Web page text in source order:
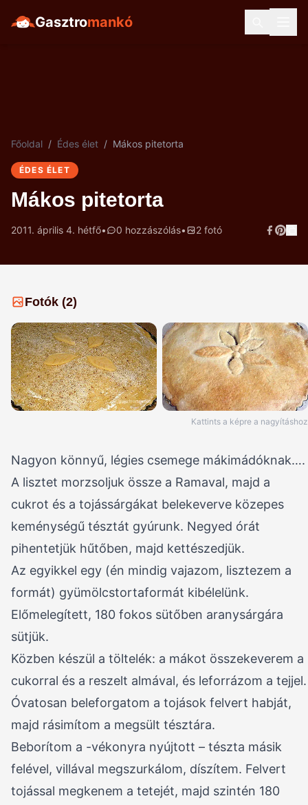
Gasztromankó
Főoldal / Édes élet / Mákos pitetorta
ÉDES ÉLET
Mákos pitetorta
2011. április 4. hétfő• 0 hozzászólás• 2 fotó
Fotók (2)
Kattints a képre a nagyításhoz
Nagyon könnyű, légies csemege mákimádóknak….
A lisztet morzsoljuk össze a Ramaval, majd a
cukrot és a tojássárgákat belekeverve közepes
keménységű tésztát gyúrunk. Negyed órát
pihentetjük hűtőben, majd kettészedjük.
Az egyikkel egy (én mindig vajazom, lisztezem a
formát) gyümölcstortaformát kibélelünk.
Előmelegített, 180 fokos sütőben aranysárgára
sütjük.
Közben készül a töltelék: a mákot összekeverem a
cukorral és a reszelt almával, és leforrázom a tejjel.
Óvatosan beleforgatom a tojások felvert habját,
majd rásimítom a megsült tésztára.
Beborítom a -vékonyra nyújtott – tészta másik
felével, villával megszurkálom, díszítem. Felvert
tojással megkenem a tetejét, majd szintén 180